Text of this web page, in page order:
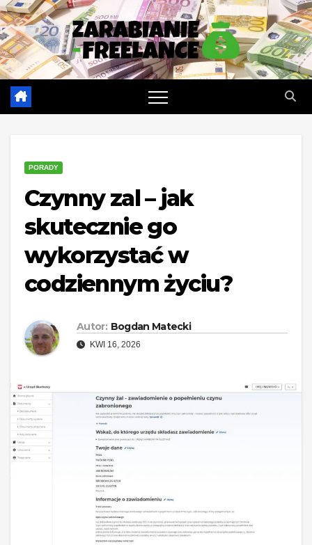
Skip
to
content
PORADY
Czynny zal – jak
skutecznie go
wykorzystać w
codziennym życiu?
Autor: Bogdan Matecki
KWI 16, 2026